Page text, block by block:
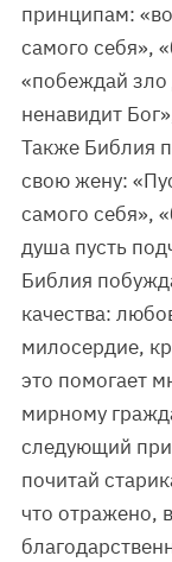
принципам:
самого себя»,
«побеждай
ненавидит
Также Библия
свою жену:
самого себя»,
душа пусть
Библия
качества:
милосердие,
это помогает
мирному
следующий
почитай
что отражено,